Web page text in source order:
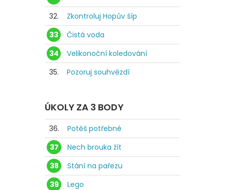
32.
Zkontroluj Hopův šíp
33
Čistá voda
34
Velikonoční koledování
35.
Pozoruj souhvězdí
ÚKOLY ZA 3 BODY
36.
Potěš potřebné
37
Nech brouka žít
38
Stání na pařezu
39
Lego